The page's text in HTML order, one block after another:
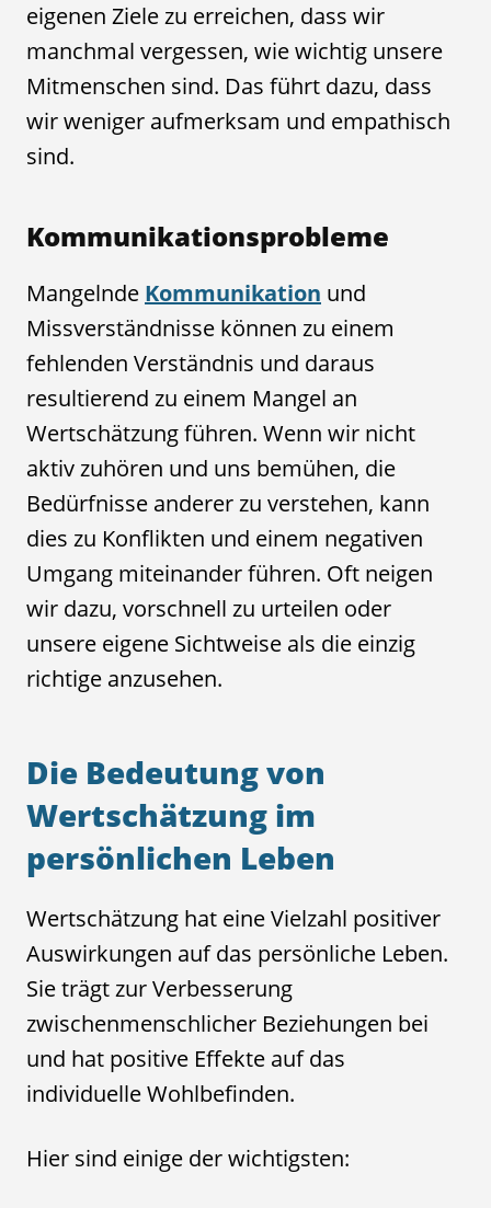
eigenen Ziele zu erreichen, dass wir
manchmal vergessen, wie wichtig unsere
Mitmenschen sind. Das führt dazu, dass
wir weniger aufmerksam und empathisch
sind.
Kommunikationsprobleme
Mangelnde Kommunikation und
Missverständnisse können zu einem
fehlenden Verständnis und daraus
resultierend zu einem Mangel an
Wertschätzung führen. Wenn wir nicht
aktiv zuhören und uns bemühen, die
Bedürfnisse anderer zu verstehen, kann
dies zu Konflikten und einem negativen
Umgang miteinander führen. Oft neigen
wir dazu, vorschnell zu urteilen oder
unsere eigene Sichtweise als die einzig
richtige anzusehen.
Die Bedeutung von
Wertschätzung im
persönlichen Leben
Wertschätzung hat eine Vielzahl positiver
Auswirkungen auf das persönliche Leben.
Sie trägt zur Verbesserung
zwischenmenschlicher Beziehungen bei
und hat positive Effekte auf das
individuelle Wohlbefinden.
Hier sind einige der wichtigsten: